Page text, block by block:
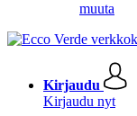
muuta
Kirjaudu
Kirjaudu nyt